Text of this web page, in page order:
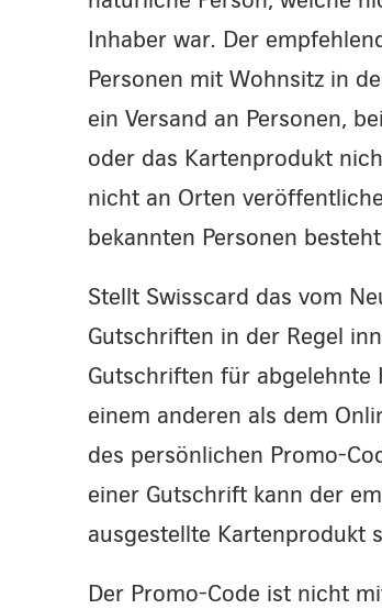
Inhaber war. Der
Personen mit Wohnsitz in
ein Versand an Personen,
oder das Kartenprodukt
nicht an Orten
bekannten Personen
Stellt Swisscard das vom
Gutschriften in der Regel
Gutschriften für abgelehnte
einem anderen als dem
des persönlichen Promo-
einer Gutschrift kann der
ausgestellte Kartenprodukt
Der Promo-Code ist nicht